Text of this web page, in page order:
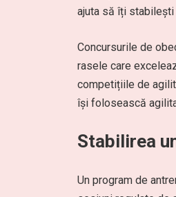
ajuta să îți
Concursurile de
rasele care
competițiile de
își folosească
Stabilirea
Un program de